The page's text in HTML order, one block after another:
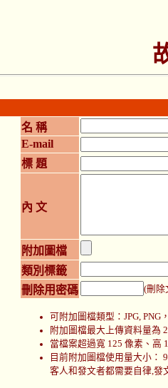
名 稱
E-mail
標 題
內 文
附加圖檔
類別標籤
刪除用密碼
(刪除
可附加圖檔類型：JPG, PNG
附加圖檔最大上傳資料量為
當檔案超過寬 125 像素、高
目前附加圖檔使用量大小：
客人和發文者都需要自律,發